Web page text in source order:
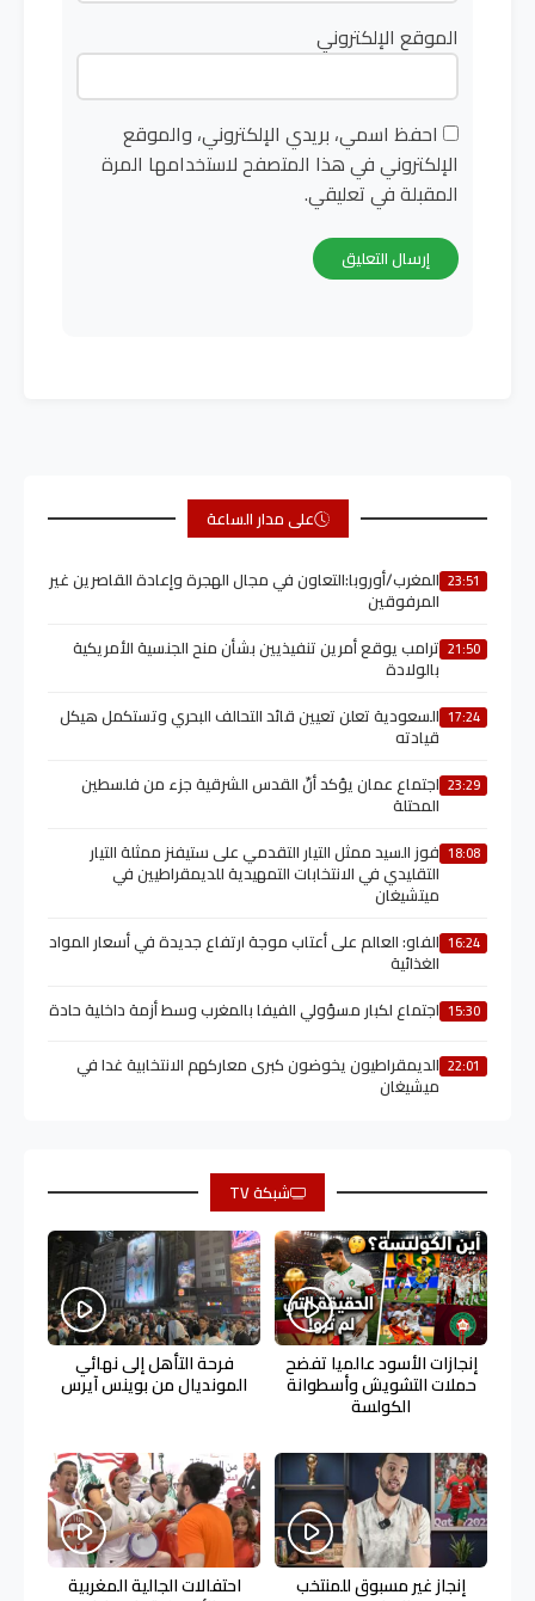
الموقع الإلكتروني
احفظ اسمي، بريدي الإلكتروني، والموقع
الإلكتروني في هذا المتصفح لاستخدامها المرة
المقبلة في تعليقي.
على مدار الساعة
23:51 المغرب/أوروبا:التعاون في مجال الهجرة وإعادة القاصرين غير
المرفوقين
21:50 ترامب يوقع أمرين تنفيذيين بشأن منح الجنسية الأمريكية
بالولادة
17:24 السعودية تعلن تعيين قائد التحالف البحري وتستكمل هيكل
قيادته
23:29 اجتماع عمان يؤكد أنّ القدس الشرقية جزء من فلسطين
المحتلة
18:08 فوز السيد ممثل التيار التقدمي على ستيفنز ممثلة التيار
التقليدي في الانتخابات التمهيدية للديمقراطيين في
ميتشيغان
16:24 الفاو: العالم على أعتاب موجة ارتفاع جديدة في أسعار المواد
الغذائية
15:30 اجتماع لكبار مسؤولي الفيفا بالمغرب وسط أزمة داخلية حادة
22:01 الديمقراطيون يخوضون كبرى معاركهم الانتخابية غدا في
ميشيغان
شبكة TV
إنجازات الأسود عالميا تفضح
حملات التشويش وأسطوانة
الكولسة
فرحة التأهل إلى نهائي
المونديال من بوينس آيرس
إنجاز غير مسبوق للمنتخب احتفالات الجالية المغربية